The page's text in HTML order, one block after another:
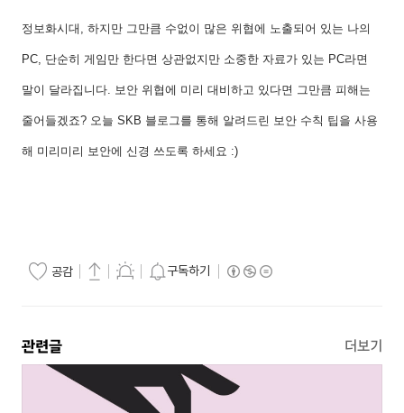
정보화시대, 하지만 그만큼 수없이 많은 위협에 노출되어 있는 나의
PC, 단순히 게임만 한다면 상관없지만 소중한 자료가 있는 PC라면
말이 달라집니다. 보안 위협에 미리 대비하고 있다면 그만큼 피해는
줄어들겠죠? 오늘 SKB 블로그를 통해 알려드린 보안 수칙 팁을 사용
해 미리미리 보안에 신경 쓰도록 하세요 :)
공감 구독하기
관련글 더보기